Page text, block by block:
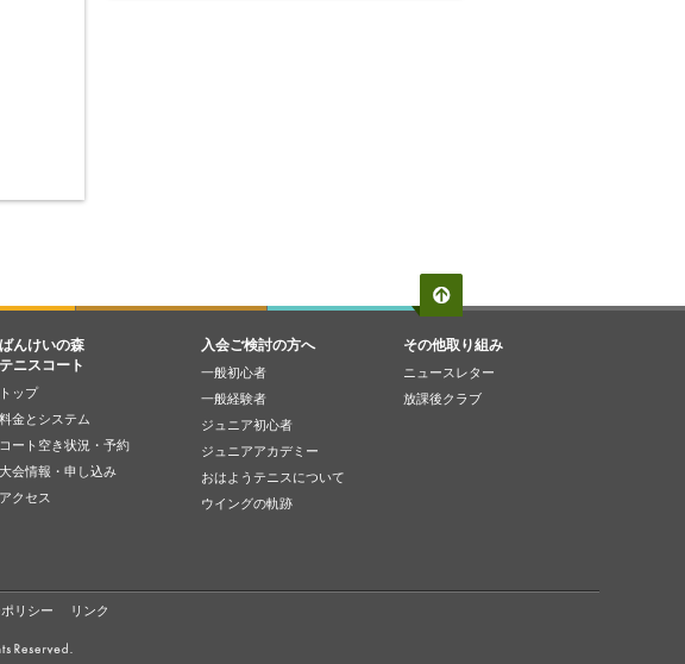
ばんけいの森
テニスコート
トップ
料金とシステム
コート空き状況・予約
大会情報・申し込み
アクセス
入会ご検討の方へ
一般初心者
一般経験者
ジュニア初心者
ジュニアアカデミー
おはようテニスについて
ウイングの軌跡
その他取り組み
ニュースレター
放課後クラブ
リシー リンク